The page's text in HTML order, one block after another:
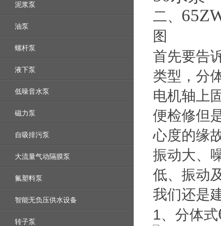
泥浆泵
油泵
螺杆泵
液下泵
低噪音水泵
磁力泵
自吸排污泵
大流量气动隔膜泵
氟塑料泵
智能无负压供水设备
转子泵
二、
图
首先要告
类型，分
电机轴上
便检修但
心度的缘
振动大、
低、振动
我们还是
1、分体式